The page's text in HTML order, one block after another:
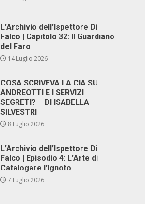
L’Archivio dell’Ispettore Di
Falco | Capitolo 32: Il Guardiano
del Faro
14 Luglio 2026
COSA SCRIVEVA LA CIA SU
ANDREOTTI E I SERVIZI
SEGRETI? – DI ISABELLA
SILVESTRI
8 Luglio 2026
L’Archivio dell’Ispettore Di
Falco | Episodio 4: L’Arte di
Catalogare l’Ignoto
7 Luglio 2026